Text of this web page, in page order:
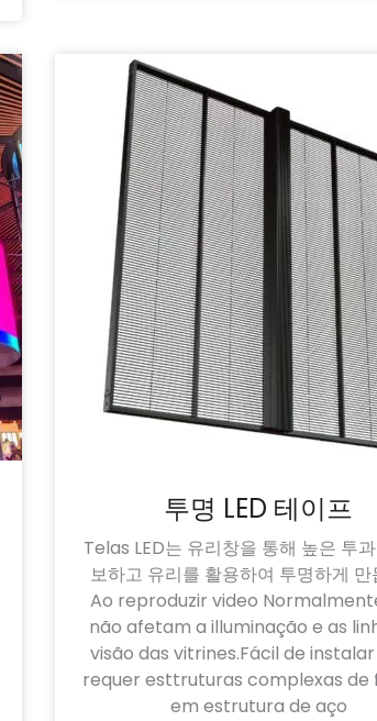
투명 LED 테이프
Telas LED는 유리창을 통해 높은 투
보하고 유리를 활용하여 투명하게 만
Ao reproduzir video
não afetam a illuminação e as
visão das vitrines.Fácil de
requer esttruturas complexas de
em estrutura de aço